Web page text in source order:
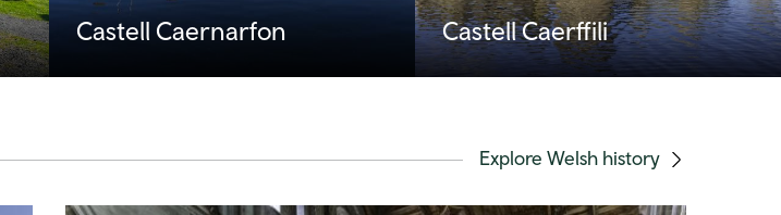
Castell Caernarfon Castell Caerffili
Explore Welsh history